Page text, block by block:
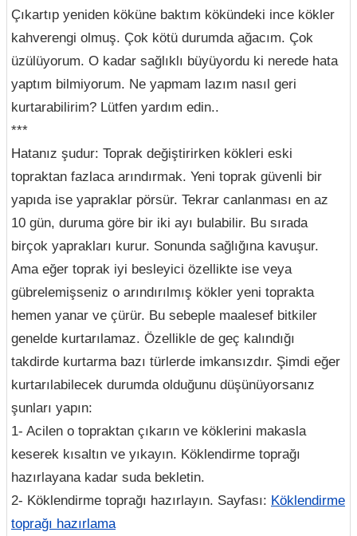
Çıkartıp yeniden köküne baktım kökündeki ince kökler
kahverengi olmuş. Çok kötü durumda ağacım. Çok
üzülüyorum. O kadar sağlıklı büyüyordu ki nerede hata
yaptım bilmiyorum. Ne yapmam lazım nasıl geri
kurtarabilirim? Lütfen yardım edin..
***
Hatanız şudur: Toprak değiştirirken kökleri eski
topraktan fazlaca arındırmak. Yeni toprak güvenli bir
yapıda ise yapraklar pörsür. Tekrar canlanması en az
10 gün, duruma göre bir iki ayı bulabilir. Bu sırada
birçok yaprakları kurur. Sonunda sağlığına kavuşur.
Ama eğer toprak iyi besleyici özellikte ise veya
gübrelemişseniz o arındırılmış kökler yeni toprakta
hemen yanar ve çürür. Bu sebeple maalesef bitkiler
genelde kurtarılamaz. Özellikle de geç kalındığı
takdirde kurtarma bazı türlerde imkansızdır. Şimdi eğer
kurtarılabilecek durumda olduğunu düşünüyorsanız
şunları yapın:
1- Acilen o topraktan çıkarın ve köklerini makasla
keserek kısaltın ve yıkayın. Köklendirme toprağı
hazırlayana kadar suda bekletin.
2- Köklendirme toprağı hazırlayın. Sayfası: Köklendirme
toprağı hazırlama